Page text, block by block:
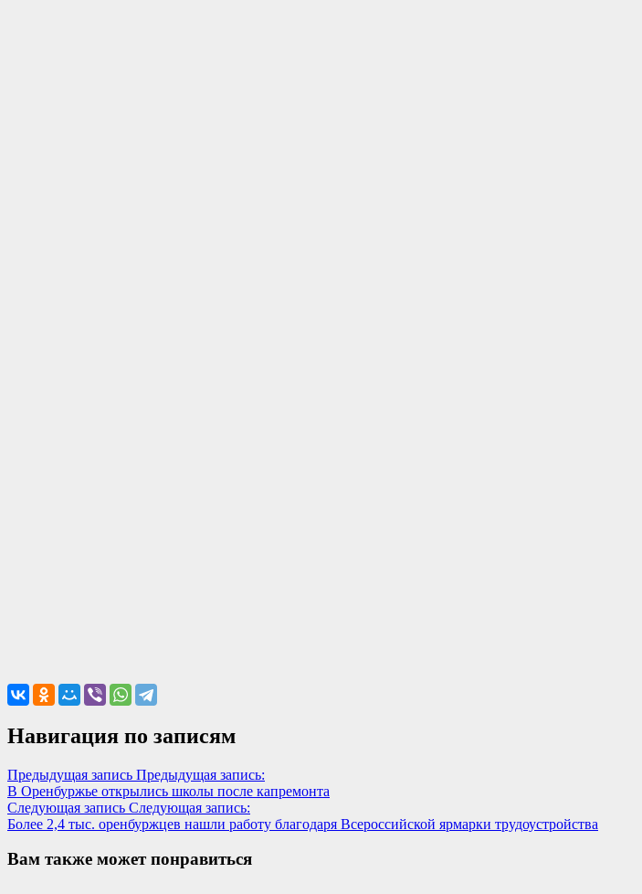
Навигация по записям
Предыдущая запись Предыдущая запись:
В Оренбуржье открылись школы после капремонта
Следующая запись Следующая запись:
Более 2,4 тыс. оренбуржцев нашли работу благодаря Всероссийской ярмарки трудоустройства
Вам также может понравиться